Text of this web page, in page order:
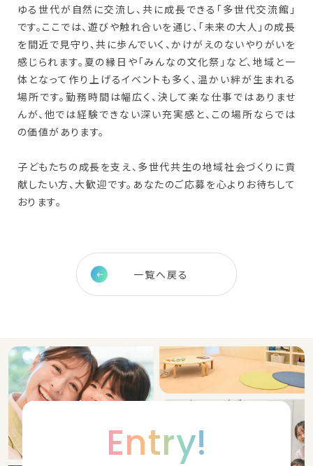
ゆる世代が自然に交流し、共に成長できる「多世代交流館」
です。ここでは、遊びや触れ合いを通じ、「未来の大人」の成長
を間近で見守り、共に歩んでいく、かけがえのないやりがいを
感じられます。夏の縁日や「みんなの文化祭」など、地域と一
体となって作り上げるイベントも多く、温かい絆が生まれる
場所です。勤務時間は幅広く、決して楽な仕事ではありませ
んが、他では経験できない深い充実感と、この場所ならでは
の価値があります。
子どもたちの成長を支え、多世代共生の地域社会づくりに貢
献したい方、大歓迎です。あなたのご応募を心よりお待ちして
おります。
一覧へ戻る
Entry!